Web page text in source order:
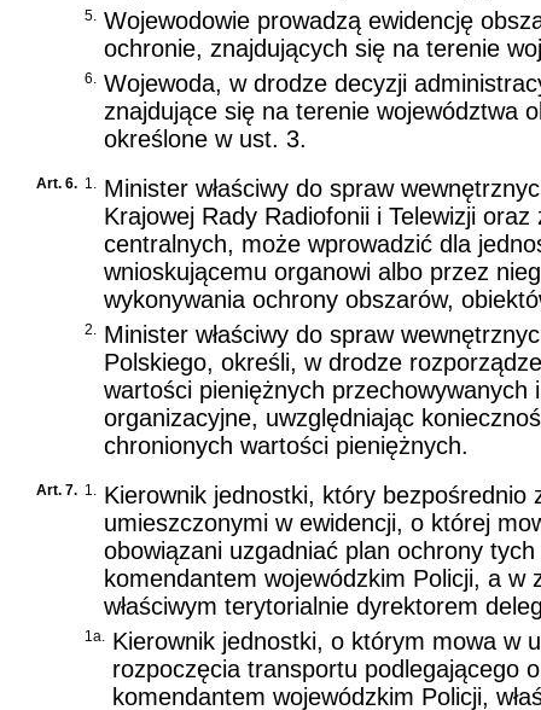
5.
Wojewodowie prowadzą ewidencję
ochronie, znajdujących się na terenie
6.
Wojewoda, w drodze decyzji
znajdujące się na terenie województwa
określone w ust. 3.
Art. 6. 1.
Minister właściwy do spraw
Krajowej Rady Radiofonii i Telewizji
centralnych, może wprowadzić dla
wnioskującemu organowi albo przez
wykonywania ochrony obszarów,
2.
Minister właściwy do spraw
Polskiego, określi, w drodze
wartości pieniężnych
organizacyjne, uwzględniając
chronionych wartości pieniężnych.
Art. 7. 1.
Kierownik jednostki, który
umieszczonymi w ewidencji, o której
obowiązani uzgadniać plan ochrony
komendantem wojewódzkim Policji, a
właściwym terytorialnie dyrektorem
1a.
Kierownik jednostki, o którym mowa w
rozpoczęcia transportu podlegającego
komendantem wojewódzkim Policji,